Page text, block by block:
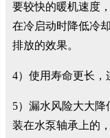
要较快的暖机速度
在冷启动时降低冷
排放的效果。
4）使用寿命更长，
5）漏水风险大大
装在水泵轴承上的